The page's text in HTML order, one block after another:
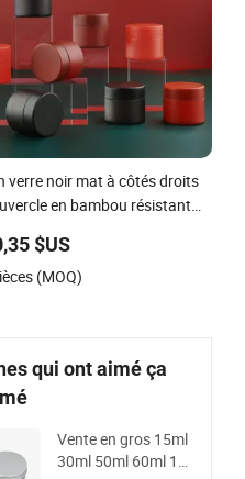
verre noir mat à côtés droits
en bambou résistant
de stockage pour
de suppléments
$US
(MOQ)
qui ont aimé ça
Vente en gros 15ml
30ml 50ml 60ml 10